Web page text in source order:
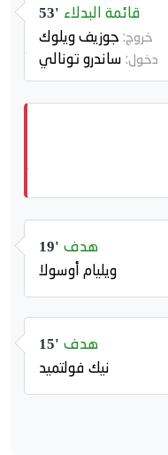
53' قائمة البدلاء
خروج: جوزيف ويلوك
دخول: ساندرو تونالي
19' هدف
ويليام أوسولا
15' هدف
نيك فولتميد